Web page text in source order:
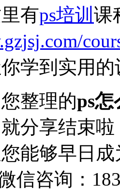
里有ps培训 课
学到实用
整理的ps
就分享结束
能够早日
信咨询：